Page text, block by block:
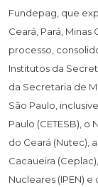
Fundepag, que
Ceará, Pará, Minas
processo,
Institutos da
da Secretaria de
São Paulo,
Paulo (CETESB),
do Ceará (Nutec),
Cacaueira
Nucleares (IPEN)